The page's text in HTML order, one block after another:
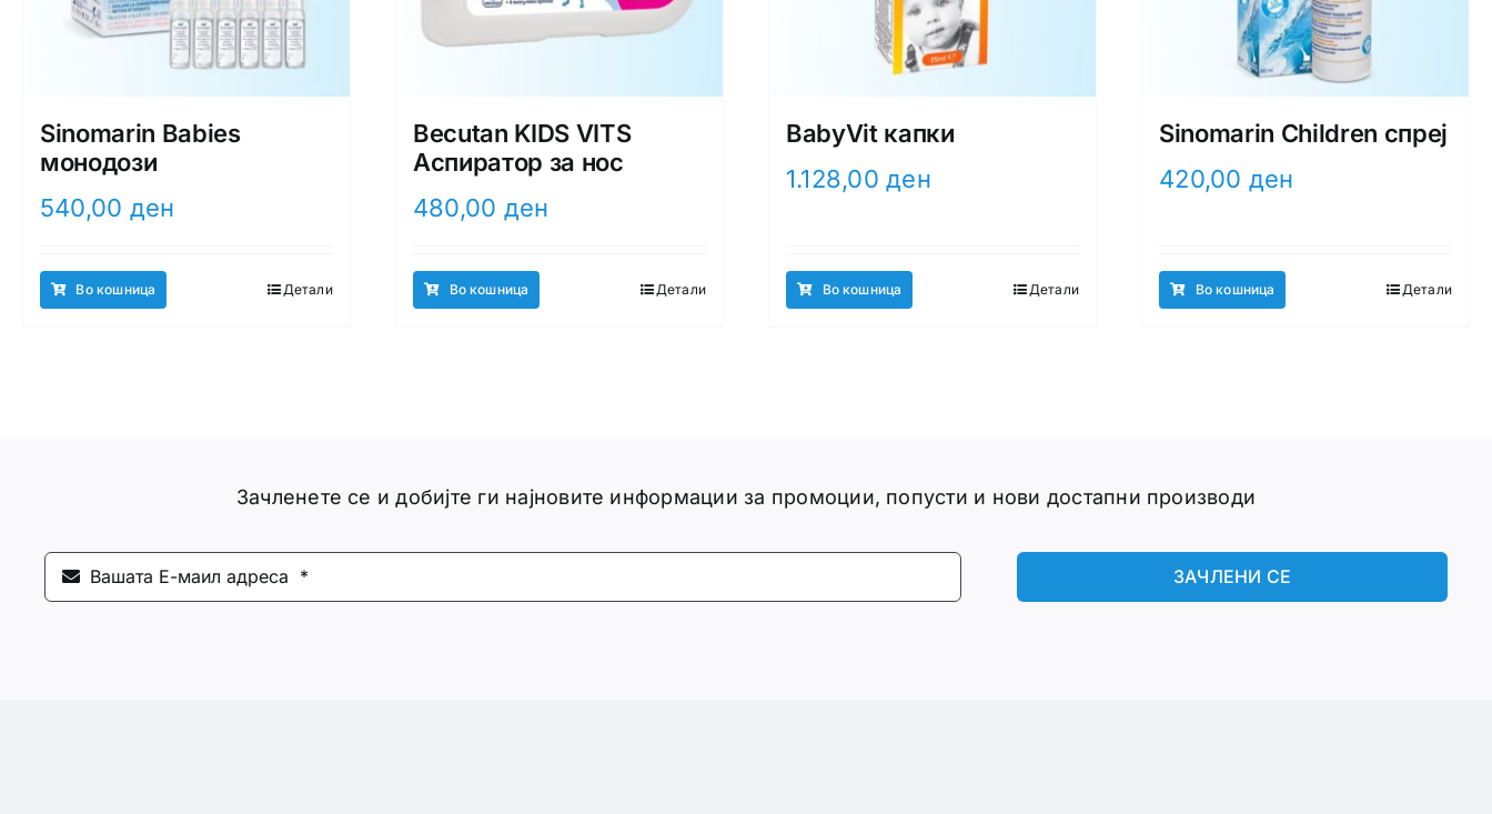
Sinomarin Babies
монодози
540,00 ден
Во кошница Детали
Becutan KIDS VITS
Аспиратор за нос
480,00 ден
Во кошница Детали
BabyVit капки
1.128,00ден
Во кошница Детали
Sinomarin Children спреј
420,00 ден
Во кошница Детали
Зачленете се и добијте ги најновите информации за промоции, попусти и нови достапни производи
ЗАЧЛЕНИ СЕ